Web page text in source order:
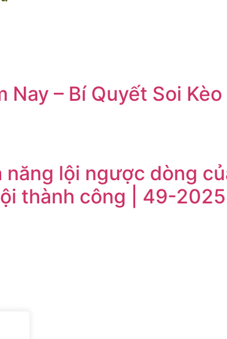
Nay – Bí Quyết Soi
lội ngược dòng
thành công | 49-2025